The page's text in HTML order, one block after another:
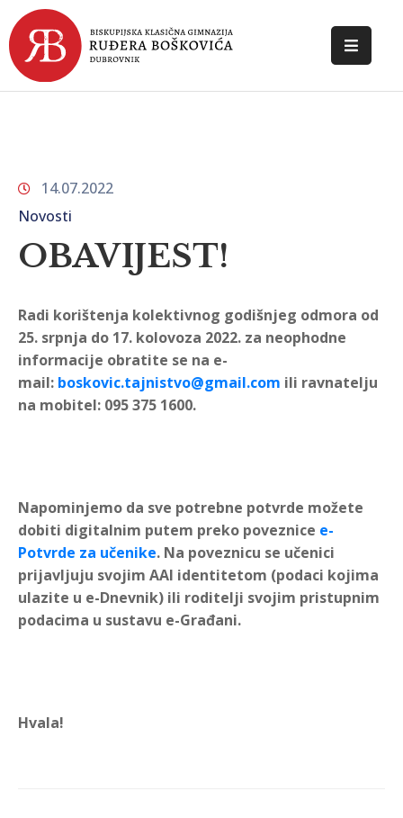
POČETNA
DOKUMENTI
KONTAKT
14.07.2022
Novosti
OBAVIJEST!
Radi korištenja kolektivnog godišnjeg odmora od
25. srpnja do 17. kolovoza 2022. za neophodne
informacije obratite se na e-
mail: boskovic.tajnistvo@gmail.com ili ravnatelju
na mobitel: 095 375 1600.
Napominjemo da sve potrebne potvrde možete
dobiti digitalnim putem preko poveznice e-
Potvrde za učenike. Na poveznicu se učenici
prijavljuju svojim AAI identitetom (podaci kojima
ulazite u e-Dnevnik) ili roditelji svojim pristupnim
podacima u sustavu e-Građani.
Hvala!